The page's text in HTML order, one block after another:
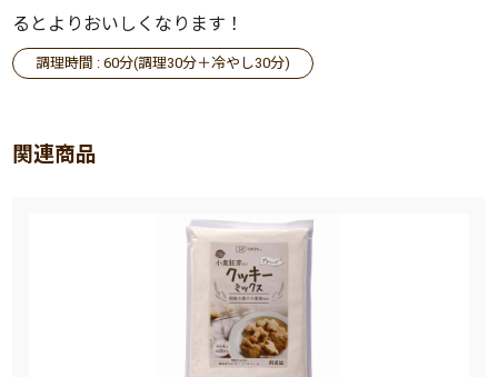
るとよりおいしくなります！
調理時間 : 60分(調理30分＋冷やし30分)
関連商品